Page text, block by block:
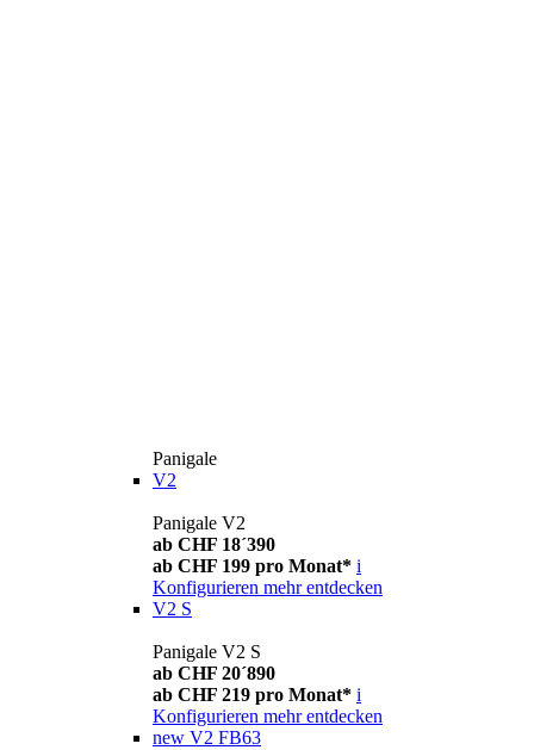
Panigale
V2
Panigale V2
ab CHF 18´390
ab CHF 199 pro Monat* i
Konfigurieren mehr entdecken
V2 S
Panigale V2 S
ab CHF 20´890
ab CHF 219 pro Monat* i
Konfigurieren mehr entdecken
new V2 FB63